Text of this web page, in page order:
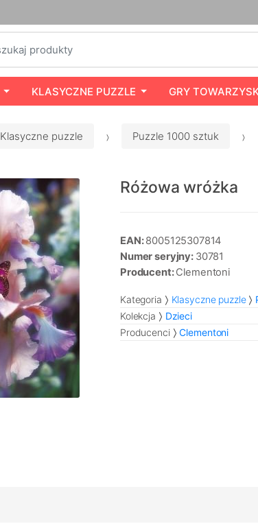
KLASYCZNE PUZZLE GRY
Klasyczne puzzle Puzzle 1000 sztuk
Różowa wróżka
EAN:8005125307814
Numer seryjny: 30781
Producent:Clementoni
Kategoria Klasyczne puzzle
Kolekcja
Dzieci
Producenci
Clementoni